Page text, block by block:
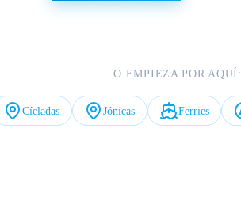
O EMPIEZA POR AQUÍ:
Cícladas Jónicas Ferries